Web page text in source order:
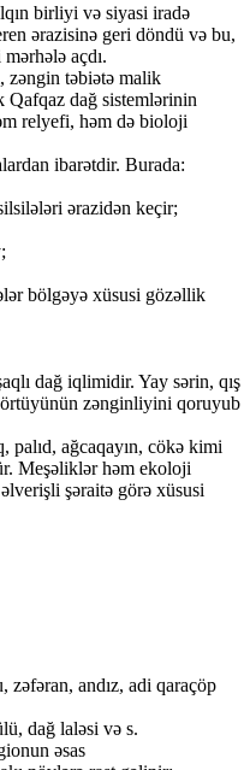
birliyi və siyasi iradə
ərazisinə geri döndü və bu,
açdı.
zəngin təbiətə malik
dağ sistemlərinin
relyefi, həm də bioloji
ibarətdir. Burada:
ərazidən keçir;
bölgəyə xüsusi gözəllik
dağ iqlimidir. Yay sərin, qış
zənginliyini qoruyub
palıd, ağcaqayın, cökə kimi
Meşəliklər həm ekoloji
şəraitə görə xüsusi
zəfəran, andız, adi qaraçöp
dağ laləsi və s.
əsas